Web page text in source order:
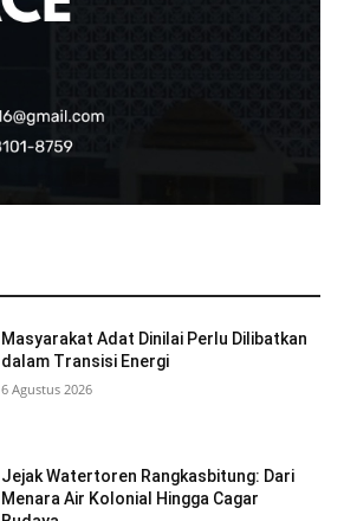
Masyarakat Adat Dinilai Perlu Dilibatkan
dalam Transisi Energi
6 Agustus 2026
Jejak Watertoren Rangkasbitung: Dari
Menara Air Kolonial Hingga Cagar